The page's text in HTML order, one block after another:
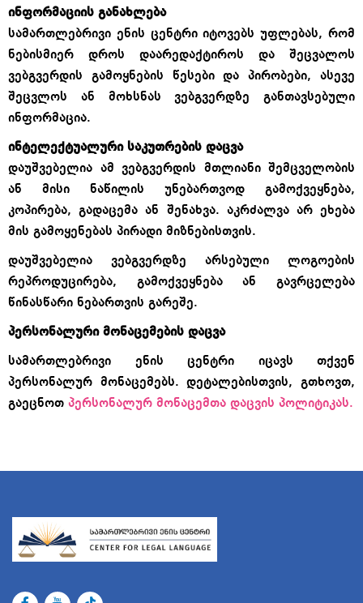
ინფორმაციის განახლება
სამართლებრივი ენის ცენტრი იტოვებს უფლებას, რომ
ნებისმიერ დროს დაარედაქტიროს და შეცვალოს
ვებგვერდის გამოყნების წესები და პირობები, ასევე
შეცვლოს ან მოხსნას ვებგვერდზე განთავსებული
ინფორმაცია.
ინტელექტუალური საკუთრების დაცვა
დაუშვებელია ამ ვებგვერდის მთლიანი შემცველობის
ან მისი ნაწილის უნებართვოდ გამოქვეყნება,
კოპირება, გადაცემა ან შენახვა. აკრძალვა არ ეხება
მის გამოყენებას პირადი მიზნებისთვის.
დაუშვებელია ვებგვერდზე არსებული ლოგოების
რეპროდუცირება, გამოქვეყნება ან გავრცელება
წინასწარი ნებართვის გარეშე.
პერსონალური მონაცემების დაცვა
სამართლებრივი ენის ცენტრი იცავს თქვენ
პერსონალურ მონაცემებს. დეტალებისთვის, გთხოვთ,
გაეცნოთ პერსონალურ მონაცემთა დაცვის პოლიტიკას.